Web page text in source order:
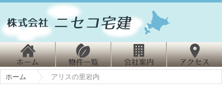
ホ
ーム
物
件情報
会
ホーム アリスの里岩内